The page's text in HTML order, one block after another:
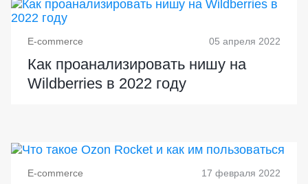
E-commerce 05 апреля 2022
Как проанализировать нишу на
Wildberries в 2022 году
E-commerce 17 февраля 2022